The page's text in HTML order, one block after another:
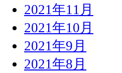
2021年11月
2021年10月
2021年9月
2021年8月